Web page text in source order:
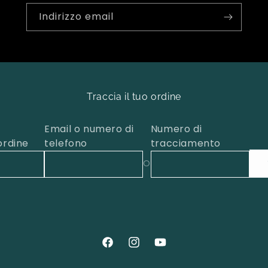
Indirizzo email
Traccia il tuo ordine
Email o numero di
telefono
O
Numero di
tracciamento
FacebookInstagramYouTube